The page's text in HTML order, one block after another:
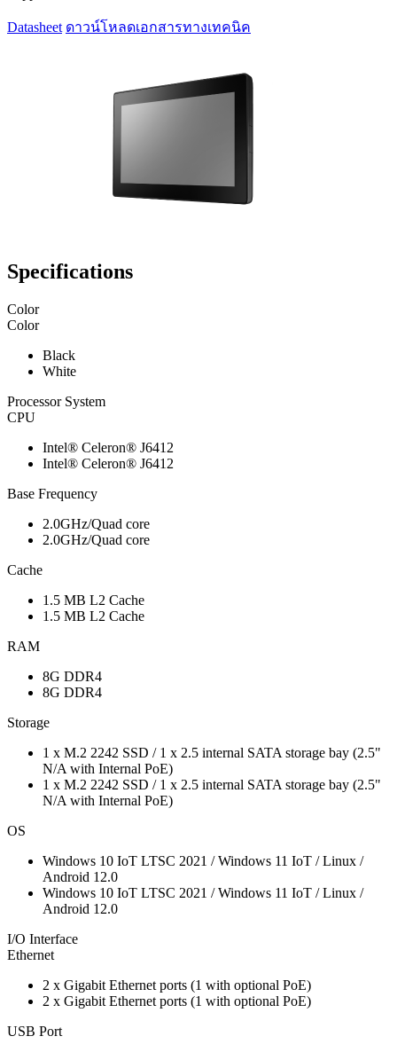
Datasheet ดาวน์โหลดเอกสารทางเทคนิค
Specifications
Color
Color
Black
White
Processor System
CPU
Intel® Celeron® J6412
Intel® Celeron® J6412
Base Frequency
2.0GHz/Quad core
2.0GHz/Quad core
Cache
1.5 MB L2 Cache
1.5 MB L2 Cache
RAM
8G DDR4
8G DDR4
Storage
1 x M.2 2242 SSD / 1 x 2.5 internal SATA storage bay (2.5"
N/A with Internal PoE)
1 x M.2 2242 SSD / 1 x 2.5 internal SATA storage bay (2.5"
N/A with Internal PoE)
OS
Windows 10 IoT LTSC 2021 / Windows 11 IoT / Linux /
Android 12.0
Windows 10 IoT LTSC 2021 / Windows 11 IoT / Linux /
Android 12.0
I/O Interface
Ethernet
2 x Gigabit Ethernet ports (1 with optional PoE)
2 x Gigabit Ethernet ports (1 with optional PoE)
USB Port